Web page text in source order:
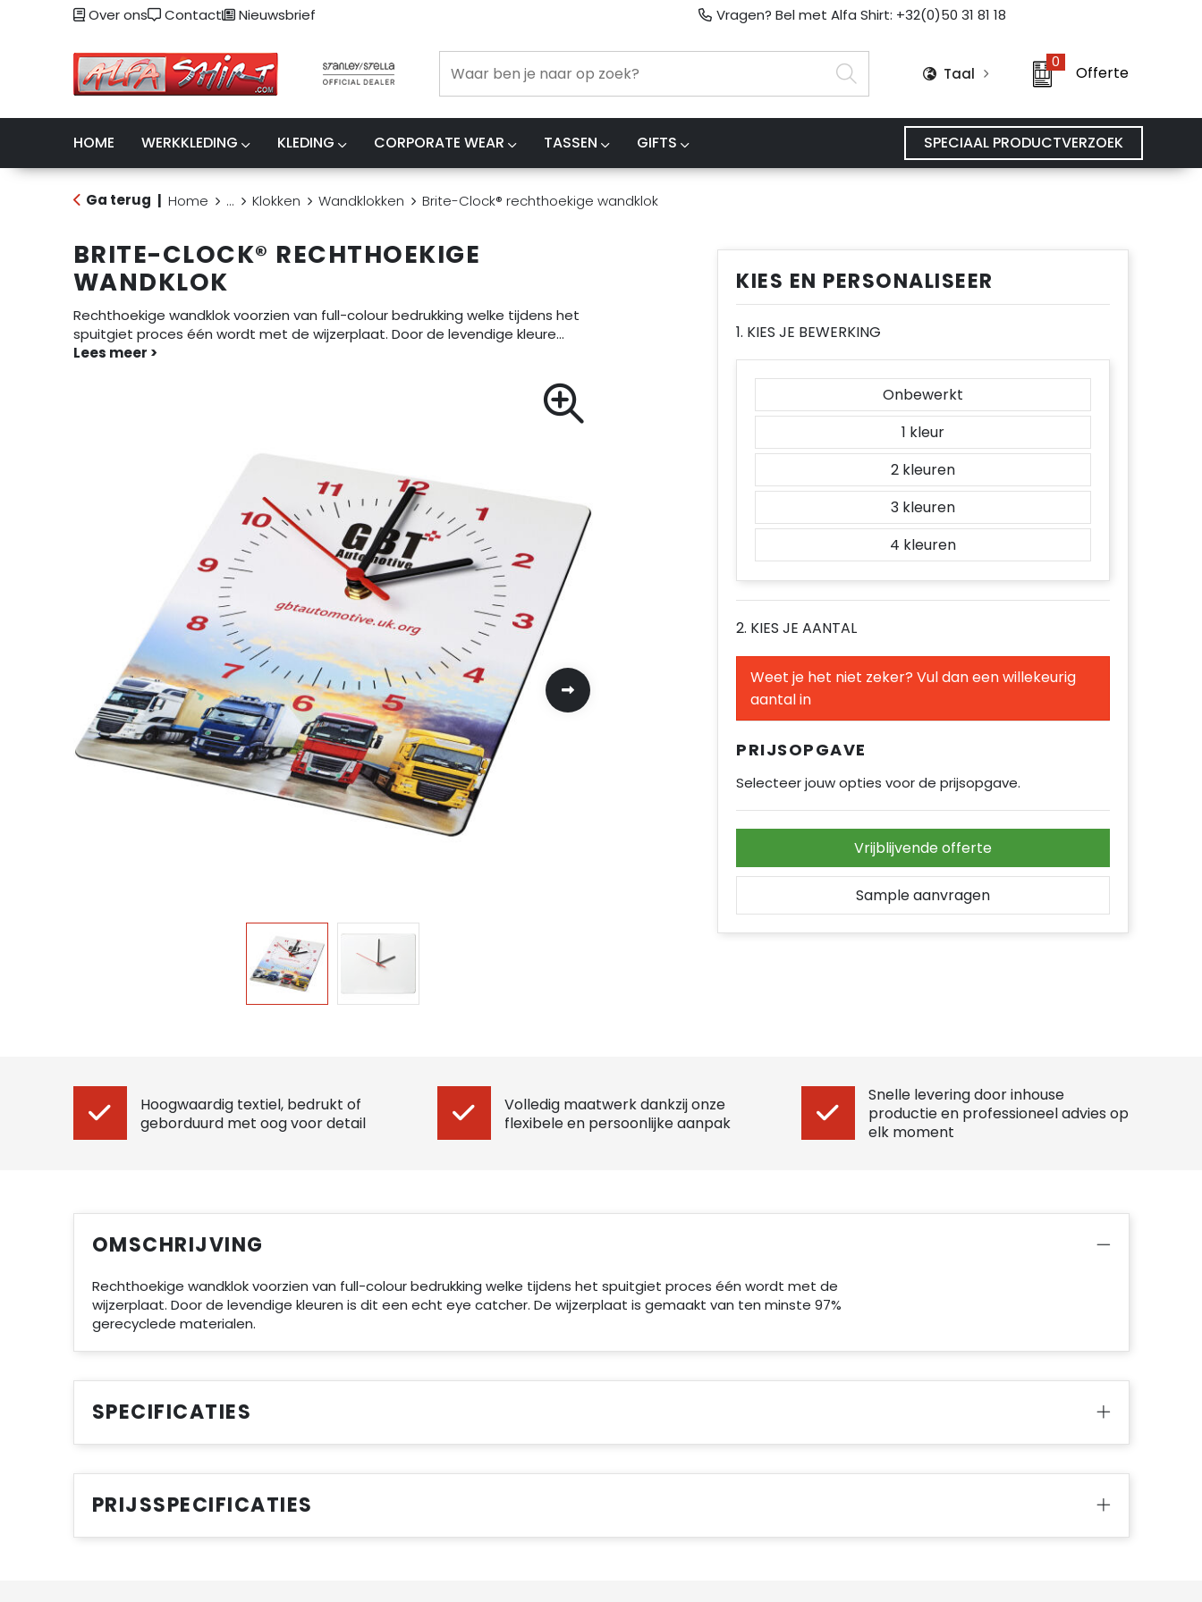
Over ons Contact Nieuwsbrief Vragen? Bel met Alfa Shirt: +32(0)50 31 81 18
Taal
0
Offerte
HOME WERKKLEDING KLEDING CORPORATE WEAR TASSEN GIFTS SPECIAAL PRODUCTVERZOEK
Ga terug Home ... Klokken Wandklokken Brite-Clock® rechthoekige wandklok
BRITE-CLOCK® RECHTHOEKIGE
WANDKLOK
Rechthoekige wandklok voorzien van full-colour bedrukking welke tijdens het
spuitgiet proces één wordt met de wijzerplaat. Door de levendige kleure...
KIES EN PERSONALISEER
1. KIES JE BEWERKING
Onbewerkt
1
2
3
4
2. KIES JE AANTAL
Weet je het niet zeker? Vul dan een willekeurig
aantal in
PRIJSOPGAVE
Selecteer jouw opties voor de prijsopgave.
Vrijblijvende offerte
Sample aanvragen
Hoogwaardig textiel, bedrukt of
geborduurd met oog voor detail
Volledig maatwerk dankzij onze
flexibele en persoonlijke aanpak
Snelle levering door inhouse
productie en professioneel advies op
elk moment
OMSCHRIJVING
Rechthoekige wandklok voorzien van full-colour bedrukking welke tijdens het spuitgiet proces één wordt met de
wijzerplaat. Door de levendige kleuren is dit een echt eye catcher. De wijzerplaat is gemaakt van ten minste 97%
gerecyclede materialen.
SPECIFICATIES
PRIJSSPECIFICATIES